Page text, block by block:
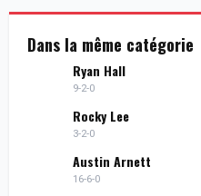
Dans la même catégorie
Ryan Hall
9-2-0
Rocky Lee
3-2-0
Austin Arnett
16-6-0